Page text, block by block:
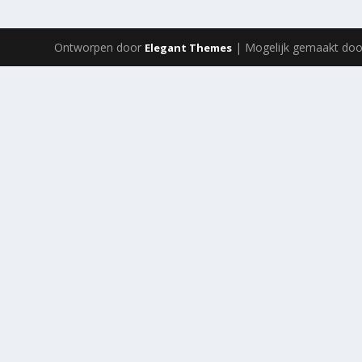
Ontworpen door Elegant Themes | Mogelijk gemaakt